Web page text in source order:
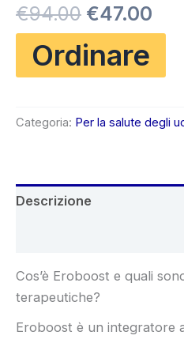
su 5 su
base di
recensioni
€94.00 Il
prezzo
originale
€47.00
Ordinare
Categoria: Per la salute degli
Descrizione
Cos’è Eroboost e quali
terapeutiche?
Eroboost è un integratore